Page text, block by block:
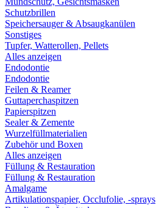
Schutzbrillen
Speichersauger & Absaugkanülen
Sonstiges
Tupfer, Watterollen, Pellets
Alles anzeigen
Endodontie
Endodontie
Feilen & Reamer
Guttaperchaspitzen
Papierspitzen
Sealer & Zemente
Wurzelfüllmaterialien
Zubehör und Boxen
Alles anzeigen
Füllung & Restauration
Füllung & Restauration
Amalgame
Artikulationspapier, Occlufolie, -sprays